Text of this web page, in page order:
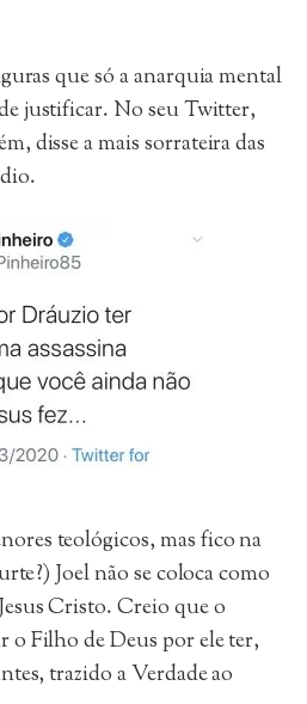
que só a anarquia mental
justificar. No seu Twitter,
disse a mais sorrateira das
teológicos, mas fico na
Joel não se coloca como
Cristo. Creio que o
o Filho de Deus por ele ter,
trazido a Verdade ao